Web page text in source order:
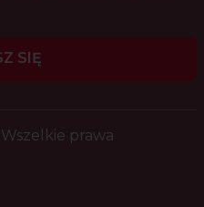
SIĘ
prawa